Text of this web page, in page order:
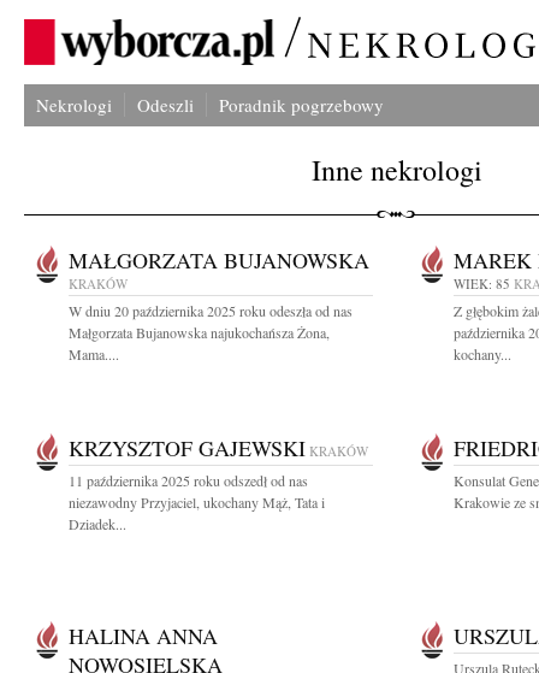
Nekrologi Odeszli Poradnik pogrzebowy
Inne nekrologi
MAŁGORZATA BUJANOWSKA
KRAKÓW
W dniu 20 października 2025 roku odeszła od nas
Małgorzata Bujanowska najukochańsza Żona,
Mama....
MAREK
WIEK: 85
Z głębokim
października
kochany...
KRZYSZTOF GAJEWSKI KRAKÓW
11 października 2025 roku odszedł od nas
niezawodny Przyjaciel, ukochany Mąż, Tata i
Dziadek...
Konsulat
Krakowie ze
HALINA ANNA
NOWOSIELSKA
Urszula